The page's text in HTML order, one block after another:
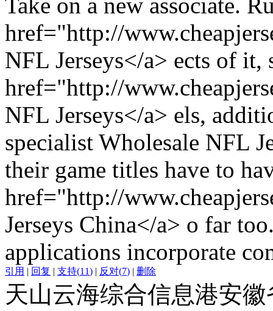
Take on a new associate.
href="http://
NFL Jerseys</a> ects of it,
href="http://
NFL Jerseys</a> els,
specialist Wholesale NFL
their game titles have to
href="http://
Jerseys China</a> o far
applications incorporate
引用 | 回复 | 支持(11) | 反对(7) | 删除
天山云海综合信息港安